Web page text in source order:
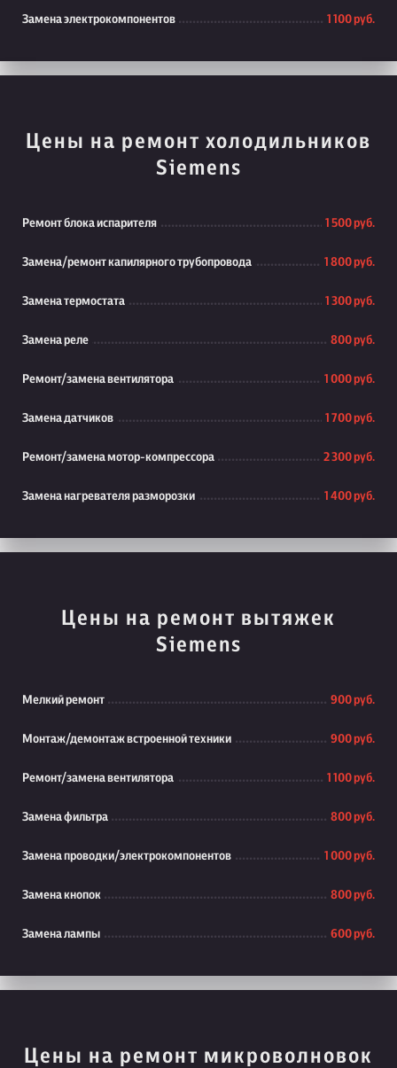
Замена электрокомпонентов 1 100 руб.
Цены на ремонт холодильников
Siemens
Ремонт блока испарителя 1 500 руб.
Замена/ремонт капилярного трубопровода 1 800 руб.
Замена термостата 1 300 руб.
Замена реле 800 руб.
Ремонт/замена вентилятора 1 000 руб.
Замена датчиков 1 700 руб.
Ремонт/замена мотор-компрессора 2 300 руб.
Замена нагревателя разморозки 1 400 руб.
Цены на ремонт вытяжек
Siemens
Мелкий ремонт 900 руб.
Монтаж/демонтаж встроенной техники 900 руб.
Ремонт/замена вентилятора 1 100 руб.
Замена фильтра 800 руб.
Замена проводки/электрокомпонентов 1 000 руб.
Замена кнопок 800 руб.
Замена лампы 600 руб.
Цены на ремонт микроволновок